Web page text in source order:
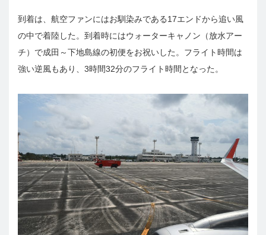
到着は、航空ファンにはお馴染みである17エンドから追い風
の中で着陸した。到着時にはウォーターキャノン（放水アー
チ）で成田～下地島線の初便をお祝いした。フライト時間は
強い逆風もあり、3時間32分のフライト時間となった。